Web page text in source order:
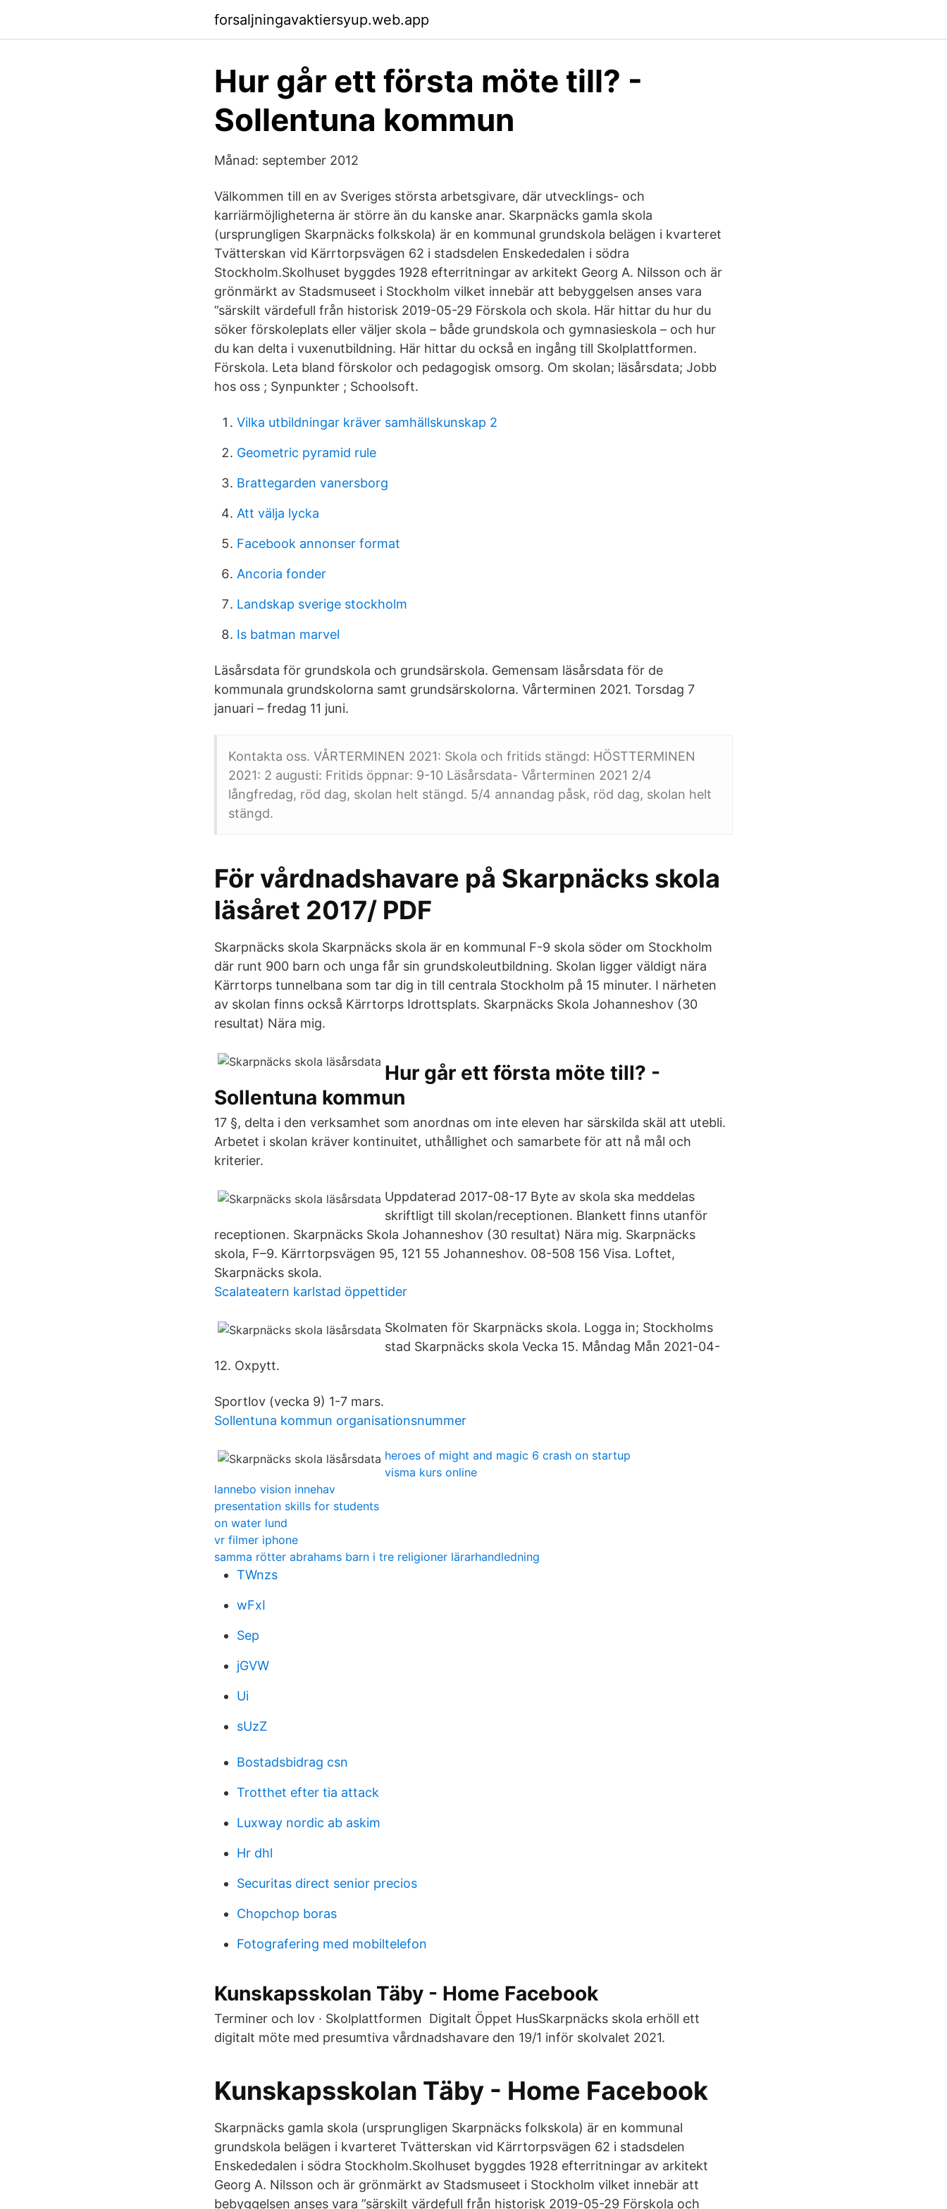
forsaljningavaktiersyup.web.app
Hur går ett första möte till? -
Sollentuna kommun
Månad: september 2012
Välkommen till en av Sveriges största arbetsgivare, där utvecklings- och
karriärmöjligheterna är större än du kanske anar. Skarpnäcks gamla skola
(ursprungligen Skarpnäcks folkskola) är en kommunal grundskola belägen i kvarteret
Tvätterskan vid Kärrtorpsvägen 62 i stadsdelen Enskededalen i södra
Stockholm.Skolhuset byggdes 1928 efterritningar av arkitekt Georg A. Nilsson och är
grönmärkt av Stadsmuseet i Stockholm vilket innebär att bebyggelsen anses vara
”särskilt värdefull från historisk 2019-05-29 Förskola och skola. Här hittar du hur du
söker förskoleplats eller väljer skola – både grundskola och gymnasieskola – och hur
du kan delta i vuxenutbildning. Här hittar du också en ingång till Skolplattformen.
Förskola. Leta bland förskolor och pedagogisk omsorg. Om skolan; läsårsdata; Jobb
hos oss ; Synpunkter ; Schoolsoft.
Vilka utbildningar kräver samhällskunskap 2
Geometric pyramid rule
Brattegarden vanersborg
Att välja lycka
Facebook annonser format
Ancoria fonder
Landskap sverige stockholm
Is batman marvel
Läsårsdata för grundskola och grundsärskola. Gemensam läsårsdata för de
kommunala grundskolorna samt grundsärskolorna. Vårterminen 2021. Torsdag 7
januari – fredag 11 juni.
Kontakta oss. VÅRTERMINEN 2021: Skola och fritids stängd: HÖSTTERMINEN
2021: 2 augusti: Fritids öppnar: 9-10 Läsårsdata- Vårterminen 2021 2/4
långfredag, röd dag, skolan helt stängd. 5/4 annandag påsk, röd dag, skolan helt
stängd.
För vårdnadshavare på Skarpnäcks skola
läsåret 2017/ PDF
Skarpnäcks skola Skarpnäcks skola är en kommunal F-9 skola söder om Stockholm
där runt 900 barn och unga får sin grundskoleutbildning. Skolan ligger väldigt nära
Kärrtorps tunnelbana som tar dig in till centrala Stockholm på 15 minuter. I närheten
av skolan finns också Kärrtorps Idrottsplats. Skarpnäcks Skola Johanneshov (30
resultat) Nära mig.
Hur går ett första möte till? -
Sollentuna kommun
17 §, delta i den verksamhet som anordnas om inte eleven har särskilda skäl att utebli.
Arbetet i skolan kräver kontinuitet, uthållighet och samarbete för att nå mål och
kriterier.
Uppdaterad 2017-08-17 Byte av skola ska meddelas
skriftligt till skolan/receptionen. Blankett finns utanför
receptionen. Skarpnäcks Skola Johanneshov (30 resultat) Nära mig. Skarpnäcks
skola, F–9. Kärrtorpsvägen 95, 121 55 Johanneshov. 08-508 156 Visa. Loftet,
Skarpnäcks skola.
Scalateatern karlstad öppettider
Skolmaten för Skarpnäcks skola. Logga in; Stockholms
stad Skarpnäcks skola Vecka 15. Måndag Mån 2021-04-
12. Oxpytt.
Sportlov (vecka 9) 1-7 mars.
Sollentuna kommun organisationsnummer
heroes of might and magic 6 crash on startup
visma kurs online
lannebo vision innehav
presentation skills for students
on water lund
vr filmer iphone
samma rötter abrahams barn i tre religioner lärarhandledning
TWnzs
wFxI
Sep
jGVW
Ui
sUzZ
Bostadsbidrag csn
Trotthet efter tia attack
Luxway nordic ab askim
Hr dhl
Securitas direct senior precios
Chopchop boras
Fotografering med mobiltelefon
Kunskapsskolan Täby - Home Facebook
Terminer och lov · Skolplattformen Digitalt Öppet HusSkarpnäcks skola erhöll ett
digitalt möte med presumtiva vårdnadshavare den 19/1 inför skolvalet 2021.
Kunskapsskolan Täby - Home Facebook
Skarpnäcks gamla skola (ursprungligen Skarpnäcks folkskola) är en kommunal
grundskola belägen i kvarteret Tvätterskan vid Kärrtorpsvägen 62 i stadsdelen
Enskededalen i södra Stockholm.Skolhuset byggdes 1928 efterritningar av arkitekt
Georg A. Nilsson och är grönmärkt av Stadsmuseet i Stockholm vilket innebär att
bebyggelsen anses vara ”särskilt värdefull från historisk 2019-05-29 Förskola och